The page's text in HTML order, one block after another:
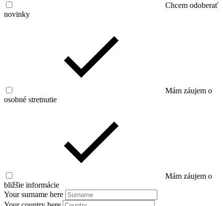
Chcem odoberať
novinky
Mám záujem o
osobné stretnutie
Mám záujem o
bližšie informácie
Your surname here